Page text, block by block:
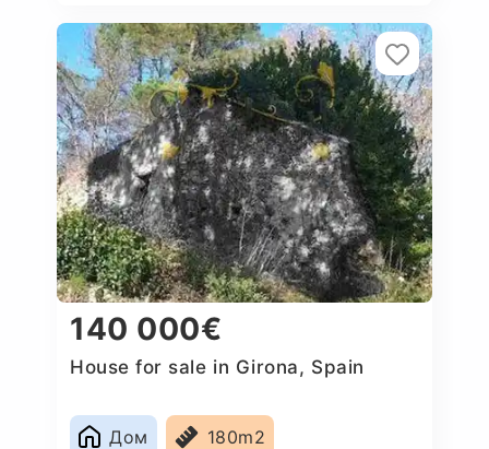
140 000€
House for sale in Girona, Spain
Дом 180m2